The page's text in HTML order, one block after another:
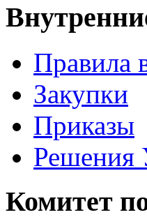
Правила
Закупки
Приказы
Комитет